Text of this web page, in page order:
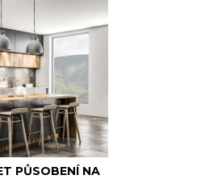
PŮSOBENÍ NA